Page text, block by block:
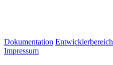
Dokumentation Entwicklerbereich
Impressum